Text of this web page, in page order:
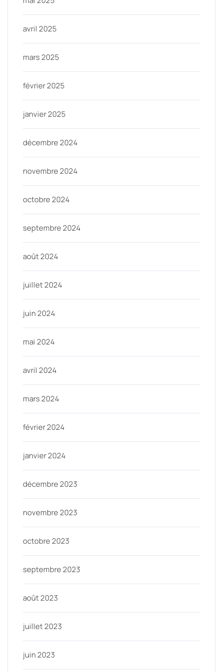
avril 2025
mars 2025
février 2025
janvier 2025
décembre 2024
novembre 2024
octobre 2024
septembre 2024
août 2024
juillet 2024
juin 2024
mai 2024
avril 2024
mars 2024
février 2024
janvier 2024
décembre 2023
novembre 2023
octobre 2023
septembre 2023
août 2023
juillet 2023
juin 2023